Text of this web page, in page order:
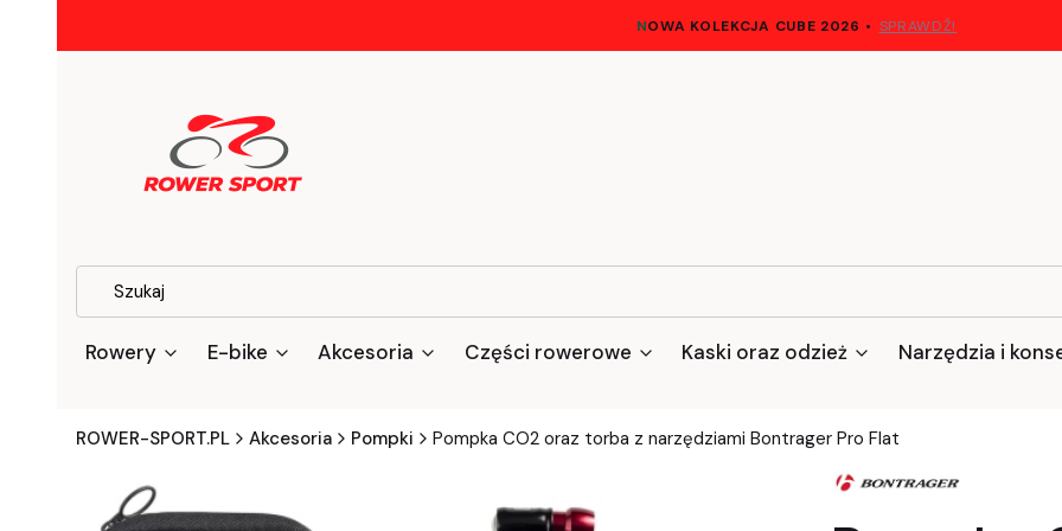
NOWA KOLEKCJA CUBE 2026 • SPRAWDŹ!
Rowery E-bike Akcesoria Części rowerowe Kaski oraz odzież Narzędzia i
ROWER-SPORT.PL Akcesoria Pompki Pompka CO2 oraz torba z narzędziami Bontrager Pro Flat